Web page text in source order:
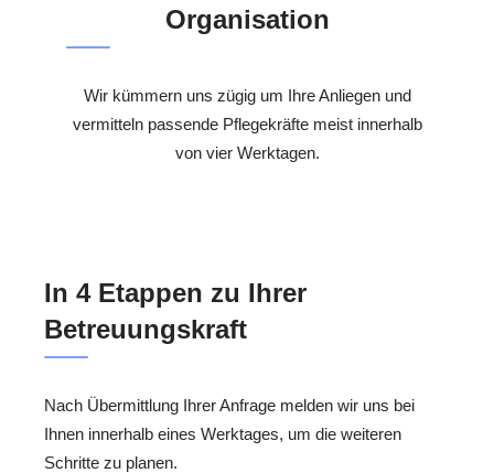
Organisation
Wir kümmern uns zügig um Ihre Anliegen und
vermitteln passende Pflegekräfte meist innerhalb
von vier Werktagen.
In 4 Etappen zu Ihrer
Betreuungskraft
Nach Übermittlung Ihrer Anfrage melden wir uns bei
Ihnen innerhalb eines Werktages, um die weiteren
Schritte zu planen.